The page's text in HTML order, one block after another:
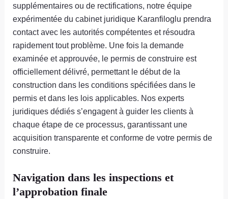
supplémentaires ou de rectifications, notre équipe
expérimentée du cabinet juridique Karanfiloglu prendra
contact avec les autorités compétentes et résoudra
rapidement tout problème. Une fois la demande
examinée et approuvée, le permis de construire est
officiellement délivré, permettant le début de la
construction dans les conditions spécifiées dans le
permis et dans les lois applicables. Nos experts
juridiques dédiés s’engagent à guider les clients à
chaque étape de ce processus, garantissant une
acquisition transparente et conforme de votre permis de
construire.
Navigation dans les inspections et
l’approbation finale